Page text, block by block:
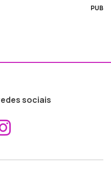
PUB
sociais
ao